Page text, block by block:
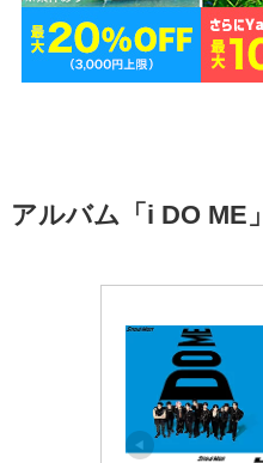
アルバム「i DO ME」